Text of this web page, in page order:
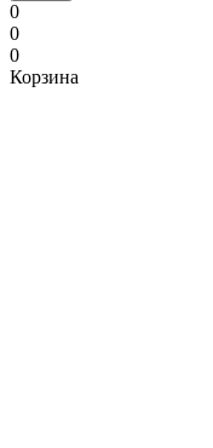
0
0
0
Корзина